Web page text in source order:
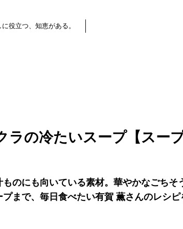
役立つ、知恵がある。
ラの冷たいスープ【スー
のにも向いている素材。華やかなごちそ
まで、毎日食べたい有賀 薫さんのレシピ